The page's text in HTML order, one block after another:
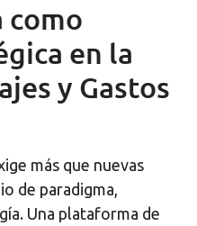
como
en la
y Gastos
más que nuevas
de paradigma,
Una plataforma de